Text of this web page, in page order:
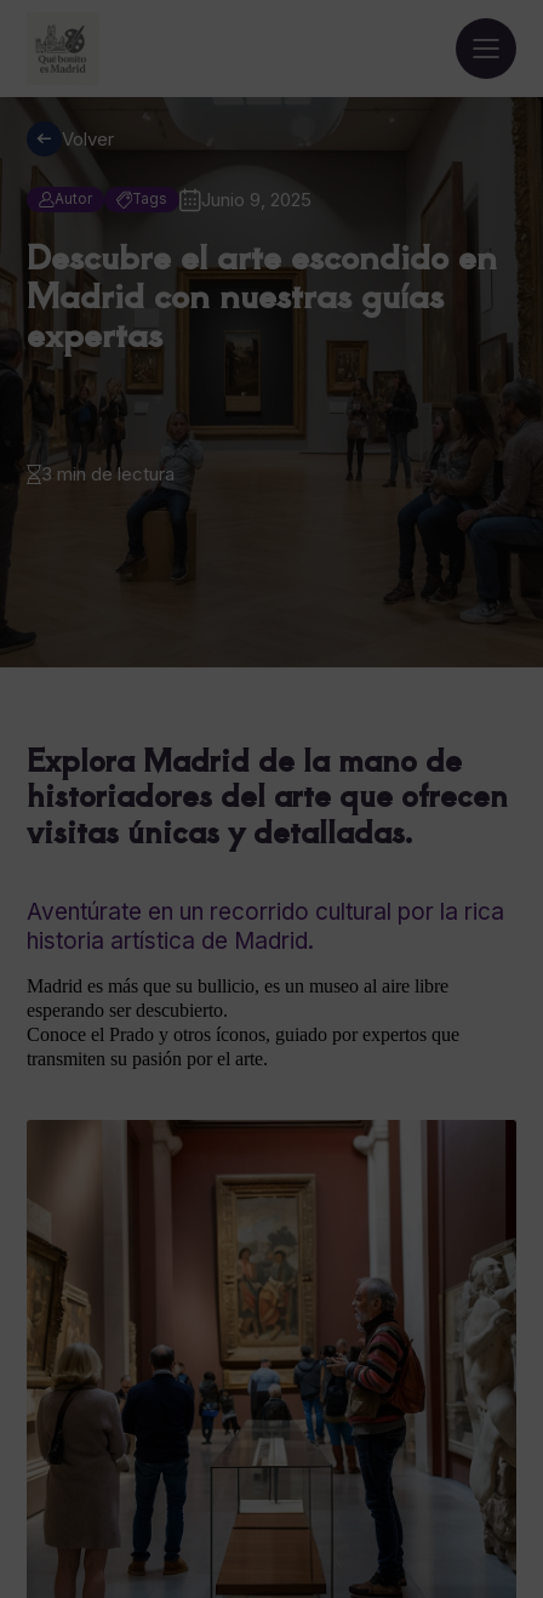
Volver
Autor Tags Junio 9, 2025
Descubre el arte escondido en
Madrid con nuestras guías
expertas
3 min de lectura
Explora Madrid de la mano de
historiadores del arte que ofrecen
visitas únicas y detalladas.
Aventúrate en un recorrido cultural por la rica
historia artística de Madrid.
Madrid es más que su bullicio, es un museo al aire libre
esperando ser descubierto.
Conoce el Prado y otros íconos, guiado por expertos que
transmiten su pasión por el arte.